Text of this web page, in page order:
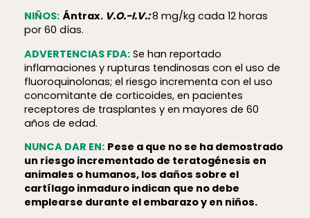
NIÑOS: Ántrax.V.O.-I.V.:8 mg/kg cada 12 horas
por 60 días.
ADVERTENCIAS FDA:Se han reportado
inflamaciones y rupturas tendinosas con el uso de
fluoroquinolonas; el riesgo incrementa con el uso
concomitante de corticoides, en pacientes
receptores de trasplantes y en mayores de 60
años de edad.
NUNCA DAR EN: Pese a que no se ha demostrado
un riesgo incrementado de teratogénesis en
animales o humanos, los daños sobre el
cartílago inmaduro indican que no debe
emplearse durante el embarazo y en niños.